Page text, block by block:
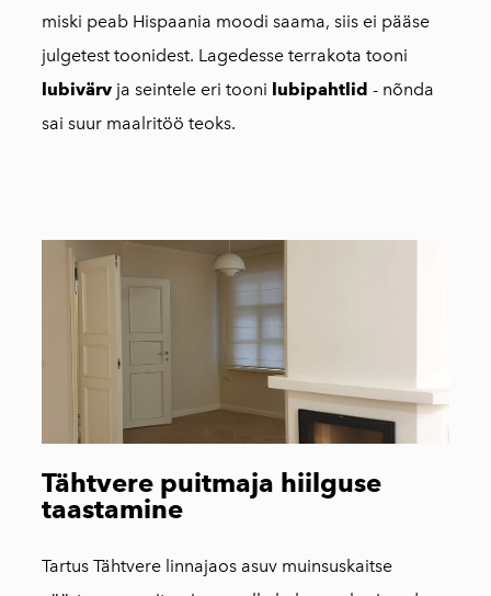
miski peab Hispaania moodi saama, siis ei pääse
julgetest toonidest. Lagedesse terrakota tooni
lubivärv ja seintele eri tooni lubipahtlid - nõnda
sai suur maalritöö teoks.
Tähtvere puitmaja hiilguse
taastamine
Tartus Tähtvere linnajaos asuv muinsuskaitse